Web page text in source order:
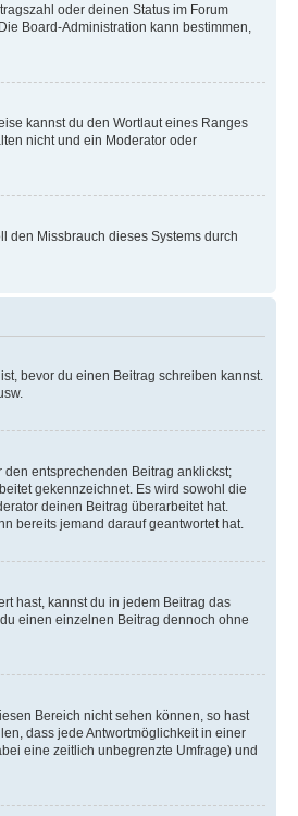
oder deinen Status im Forum
Board-Administration kann bestimmen,
kannst du den Wortlaut eines Ranges
nicht und ein Moderator oder
den Missbrauch dieses Systems durch
bevor du einen Beitrag schreiben kannst.
entsprechenden Beitrag anklickst;
gekennzeichnet. Es wird sowohl die
deinen Beitrag überarbeitet hat.
bereits jemand darauf geantwortet hat.
hast, kannst du in jedem Beitrag das
einen einzelnen Beitrag dennoch ohne
Bereich nicht sehen können, so hast
dass jede Antwortmöglichkeit in einer
eine zeitlich unbegrenzte Umfrage) und